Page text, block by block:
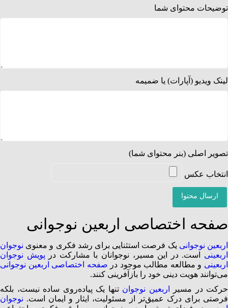
توضیحات محتوای شما
لینک ویدیو (آپارات) یا ضمیمه
تصویر اصلی (بنر محتوای شما)
انتخاب عکس
ارسال محتوا
صفحه اختصاصی اربعین نوجوانی
اربعین نوجوانی یک فرصت استثنایی برای رشد فکری و معنوی نوجوان
اربعینی است. در این مسیر، نوجوانان با مشارکت در پویش نوجوان
اربعینی و مطالعه مطالب موجود در صفحه اختصاصی اربعین نوجوانی
می‌توانند هویت دینی خود را بازآفرینی کنند.
حرکت در مسیر
اربعین نوجوان تنها یک پیاده‌روی ساده نیست، بلکه
فرصتی برای درک عمیق‌تر از مسئولیت، ایثار و ایمان است. نوجوان